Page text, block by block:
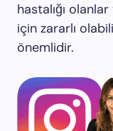
hastalığı
için zararlı
önemlidir.